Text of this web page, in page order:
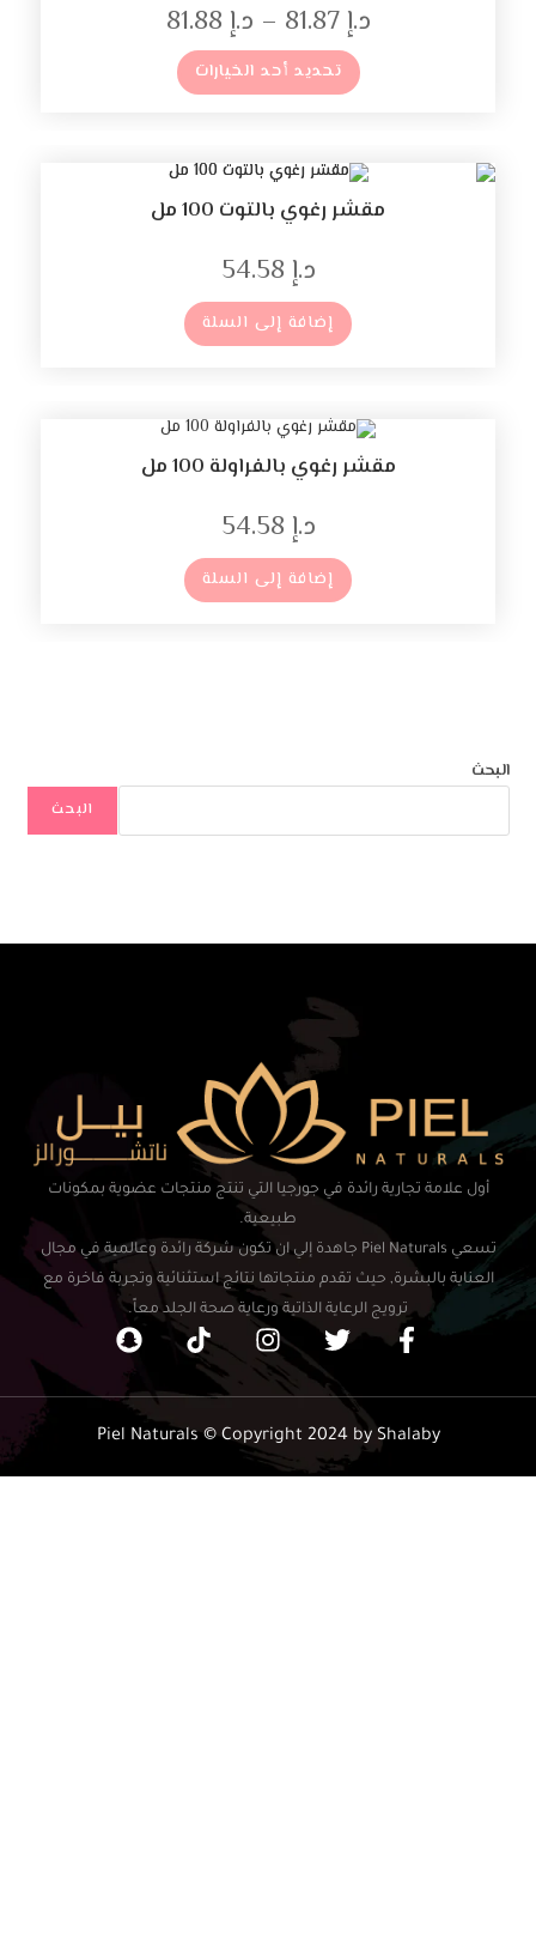
د.إ 81.87
– د.إ
تحديد أحد الخيارات
مقشر رغوي بالتوت 100 مل
د.إ
إضافة إلى السلة
مقشر رغوي بالفراولة 100 مل
د.إ
إضافة إلى السلة
البحث
البحث
أول علامة تجارية رائدة في جورجيا التي تنتج منتجات عضوية بمكونات
طبيعية.
تسعي Piel Naturals جاهدة إلي ان تكون شركة رائدة وعالمية في مجال
العناية بالبشرة, حيث تقدم منتجاتها نتائج استثنائية وتجربة فاخرة مع
ترويج الرعاية الذاتية ورعاية صحة الجلد معاً.
Piel Naturals © Copyright 2024 by Shalaby